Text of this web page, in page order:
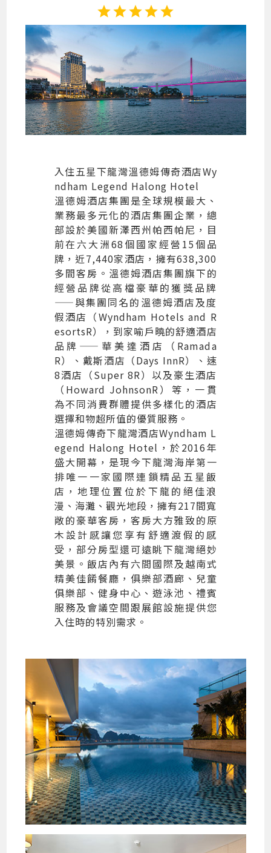
starstarstarstarstar
入住五星下龍灣溫德姆傳奇酒店Wy
ndham Legend Halong Hotel
溫德姆酒店集團是全球規模最大、
業務最多元化的酒店集團企業，總
部設於美國新澤西州帕西帕尼，目
前在六大洲68個國家經營15個品
牌，近7,440家酒店，擁有638,300
多間客房。溫德姆酒店集團旗下的
經營品牌從高檔豪華的獲獎品牌
——與集團同名的溫德姆酒店及度
假酒店（Wyndham Hotels and R
esortsR），到家喻戶曉的舒適酒店
品牌——華美達酒店（Ramada
R）、戴斯酒店（Days InnR）、速
8酒店（Super 8R）以及豪生酒店
（Howard JohnsonR）等，一貫
為不同消費群體提供多樣化的酒店
選擇和物超所值的優質服務。
溫德姆傳奇下龍灣酒店Wyndham L
egend Halong Hotel，於2016年
盛大開幕，是現今下龍灣海岸第一
排唯一一家國際連鎖精品五星飯
店，地理位置位於下龍的絕佳浪
漫、海灘、觀光地段，擁有217間寬
敞的豪華客房，客房大方雅致的原
木設計感讓您享有舒適渡假的感
受，部分房型還可遠眺下龍灣絕妙
美景。飯店內有六間國際及越南式
精美佳餚餐廳，俱樂部酒廊、兒童
俱樂部、健身中心、遊泳池、禮賓
服務及會議空間跟展館設施提供您
入住時的特別需求。